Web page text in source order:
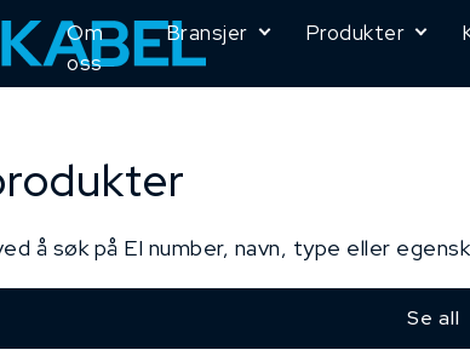
Om
oss
Bransjer Produkter
å søk på EI number, navn, type eller
Se all